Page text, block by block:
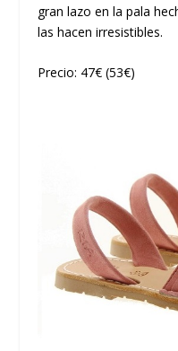
gran lazo en la pala
las hacen irresistibles.
Precio: 47€ (53€)